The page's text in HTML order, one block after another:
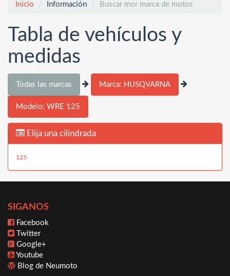
Inicio Información Buscar mor marca de motos
Tabla de vehículos y
medidas
Todas las marcas Marca: HUSQVARNA
Modelo: WRE 125
Elija una cilindrada
125
SIGANOS
Facebook
Twitter
Google+
Youtube
Blog de Neumoto